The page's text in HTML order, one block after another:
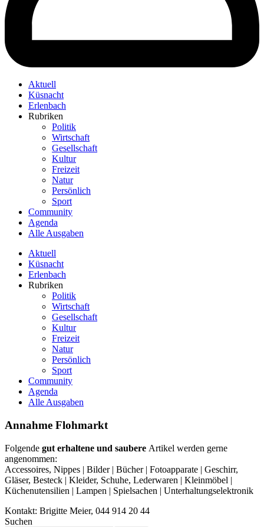
Aktuell
Küsnacht
Erlenbach
Rubriken
Politik
Wirtschaft
Gesellschaft
Kultur
Freizeit
Natur
Persönlich
Sport
Community
Agenda
Alle Ausgaben
Aktuell
Küsnacht
Erlenbach
Rubriken
Politik
Wirtschaft
Gesellschaft
Kultur
Freizeit
Natur
Persönlich
Sport
Community
Agenda
Alle Ausgaben
Annahme Flohmarkt
Folgende gut erhaltene und saubere Artikel werden gerne
angenommen:
Accessoires, Nippes | Bilder | Bücher | Fotoapparate | Geschirr,
Gläser, Besteck | Kleider, Schuhe, Lederwaren | Kleinmöbel |
Küchenutensilien | Lampen | Spielsachen | Unterhaltungselektronik
Kontakt: Brigitte Meier, 044 914 20 44
Suchen